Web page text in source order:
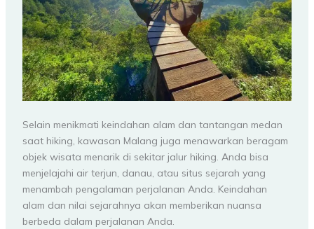
Selain menikmati keindahan alam dan tantangan medan
saat hiking, kawasan Malang juga menawarkan beragam
objek wisata menarik di sekitar jalur hiking. Anda bisa
menjelajahi air terjun, danau, atau situs sejarah yang
menambah pengalaman perjalanan Anda. Keindahan
alam dan nilai sejarahnya akan memberikan nuansa
berbeda dalam perjalanan Anda.